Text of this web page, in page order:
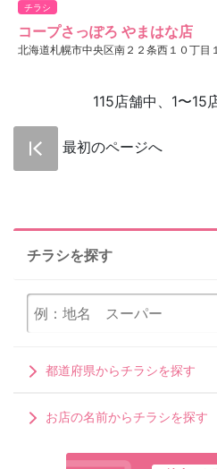
チラシ
コープさっぽろ やまはな店
北海道札幌市中央区南２２条西１０丁目
115店舗中、1〜15
最初のページへ
チラシを探す
都道府県からチラシを探す
お店の名前からチラシを探す